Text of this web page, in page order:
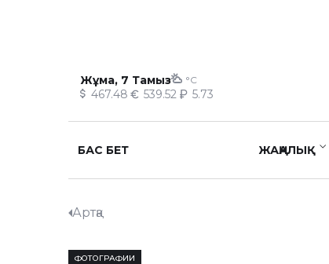
Жұма, 7 Тамыз °C
467.48 539.52 5.73
БАС БЕТ ЖАҢАЛЫҚ
Артқа
ФОТОГРАФИИ